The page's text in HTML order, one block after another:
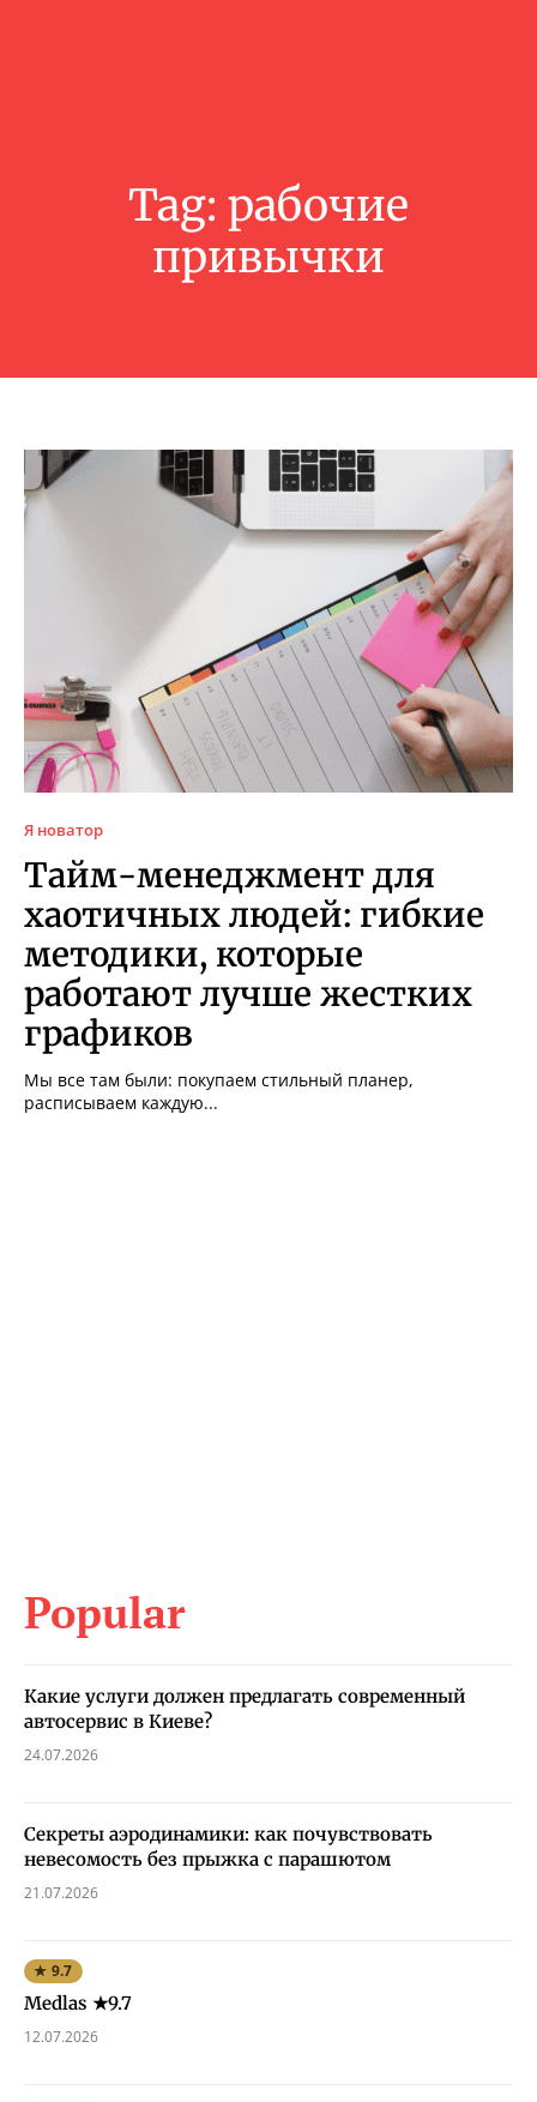
Tag: рабочие
привычки
Я новатор
Тайм-менеджмент для
хаотичных людей: гибкие
методики, которые
работают лучше жестких
графиков
Мы все там были: покупаем стильный планер,
расписываем каждую...
Popular
Какие услуги должен предлагать современный
автосервис в Киеве?
24.07.2026
Секреты аэродинамики: как почувствовать
невесомость без прыжка с парашютом
21.07.2026
★ 9.7
Medlas ★9.7
12.07.2026